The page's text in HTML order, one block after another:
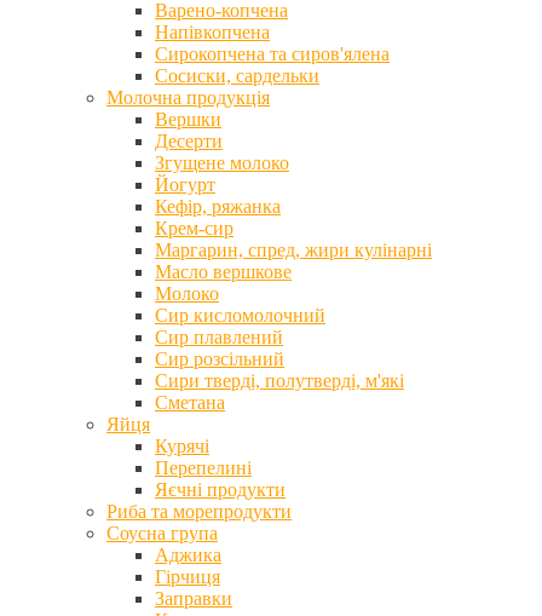
Варено-копчена
Напівкопчена
Сирокопчена та сиров'ялена
Сосиски, сардельки
Молочна продукція
Вершки
Десерти
Згущене молоко
Йогурт
Кефір, ряжанка
Крем-сир
Маргарин, спред, жири кулінарні
Масло вершкове
Молоко
Сир кисломолочний
Сир плавлений
Сир розсільний
Сири тверді, полутверді, м'які
Сметана
Яйця
Курячі
Перепелині
Яєчні продукти
Риба та морепродукти
Соусна група
Аджика
Гірчиця
Заправки